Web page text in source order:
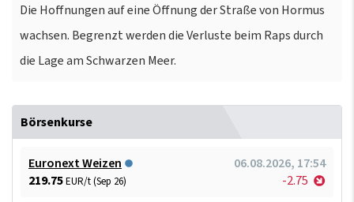
Die Hoffnungen auf eine Öffnung der Straße von Hormus
wachsen. Begrenzt werden die Verluste beim Raps durch
die Lage am Schwarzen Meer.
Börsenkurse
Euronext Weizen
06.08.2026, 17:54
219.75EUR/t (Sep 26) -2.75